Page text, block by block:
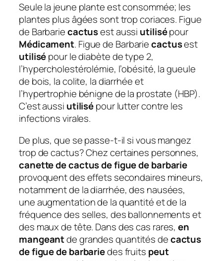
Seule la jeune plante est consommée; les
plantes plus âgées sont trop coriaces. Figue
de Barbariecactusest aussi utilisépour
Médicament. Figue de Barbariecactusest
utilisépour le diabète de type 2,
l’hypercholestérolémie, l’obésité, la gueule
de bois, la colite, la diarrhée et
l’hypertrophie bénigne de la prostate (HBP).
C’est aussi utilisépour lutter contre les
infections virales.
De plus, que se passe-t-il si vous mangez
trop de cactus?Chez certaines personnes,
canette de cactus de figue de barbarie
provoquent des effets secondaires mineurs,
notamment de la diarrhée, des nausées,
une augmentation de la quantité et de la
fréquence des selles, des ballonnements et
des maux de tête. Dans des cas rares,en
mangeantde grandes quantités decactus
de figue de barbariedes fruits peut